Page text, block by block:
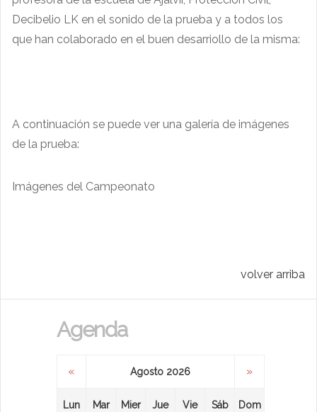
Decibelio LK en el sonido de la prueba y a todos los
que han colaborado en el buen desarriollo de la misma:
A continuación se puede ver una galería de imágenes
de la prueba:
Imágenes del Campeonato
volver arriba
Agenda
« Agosto 2026 »
Lun Mar Mier Jue Vie Sáb Dom